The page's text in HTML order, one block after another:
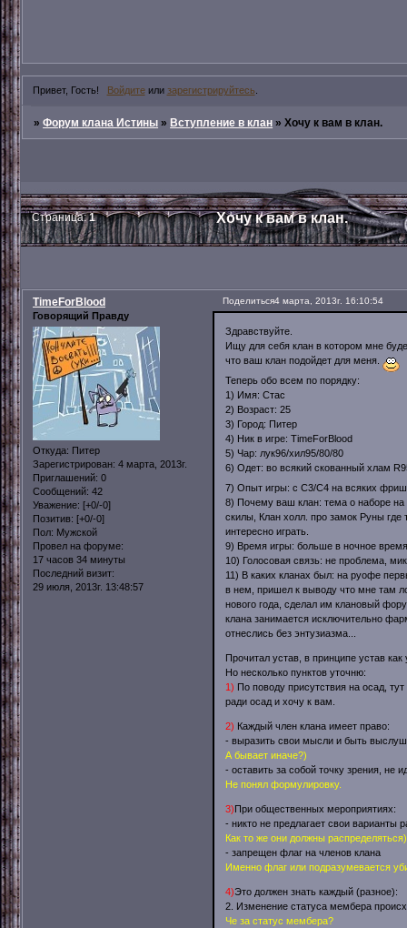
Привет, Гость! Войдитеили зарегистрируйтесь
»Форум клана Истины »Вступление в клан »Хочу к вам в клан.
Хочу к вам в клан.
Страница:1
Поделиться4 марта, 2013г. 16:10:54
TimeForBlood
Говорящий Правду
Откуда: Питер
Зарегистрирован: 4 марта, 2013г.
Приглашений: 0
Сообщений: 42
Уважение: [+0/-0]
Позитив: [+0/-0]
Пол: Мужской
Провел на форуме:
17 часов 34 минуты
Последний визит:
29 июля, 2013г. 13:48:57
Здравствуйте.
Ищу для себя клан в котором мне
что ваш клан подойдет для меня.
Теперь обо всем по порядку:
1) Имя: Стас
2) Возраст: 25
3) Город: Питер
4) Ник в игре: TimeForBlood
5) Чар: лук96/хил95/80/80
6) Одет: во всякий скованный хлам
7) Опыт игры: с С3/С4 на всяких
8) Почему ваш клан: тема о наборе на
скилы, Клан холл. про замок Руны
интересно играть.
9) Время игры: больше в ночное
10) Голосовая связь: не проблема,
11) В каких кланах был: на руофе
в нем, пришел к выводу что мне там
нового года, сделал им клановый
клана занимается исключительно
отнеслись без энтузиазма...
Прочитал устав, в принципе устав
Но несколько пунктов уточню:
1) По поводу присутствия на осад,
ради осад и хочу к вам.
2) Каждый член клана имеет право:
- выразить свои мысли и быть
А бывает иначе?)
- оставить за собой точку зрения, не
Не понял формулировку.
3)При общественных мероприятиях:
- никто не предлагает свои варианты
Как то же они должны
- запрещен флаг на членов клана
Именно флаг или подразумевается
4)Это должен знать каждый (разное):
2. Изменение статуса мембера
Че за статус мембера?